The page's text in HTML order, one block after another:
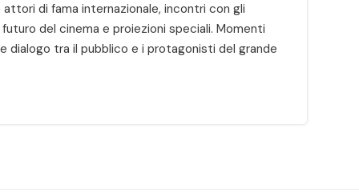
di fama internazionale, incontri con gli
del cinema e proiezioni speciali. Momenti
dialogo tra il pubblico e i protagonisti del grande